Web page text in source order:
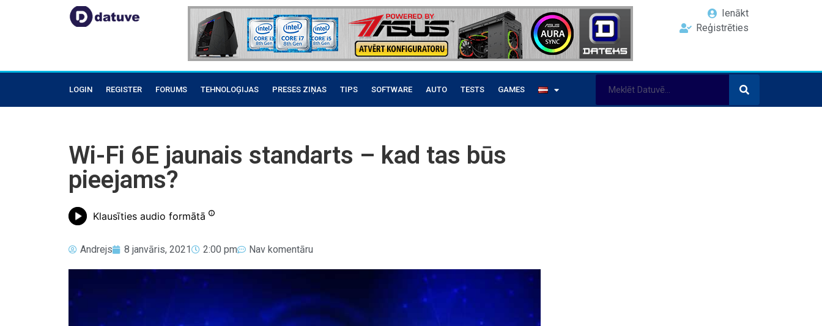
Ienākt
Reģistrēties
LOGIN REGISTER FORUMS TEHNOLOĢIJAS PRESES ZIŅAS TIPS SOFTWARE AUTO TESTS GAMES
Wi-Fi 6E jaunais standarts – kad tas būs
pieejams?
Klausīties audio formātā
Andrejs 8 janvāris, 2021 2:00 pm Nav komentāru